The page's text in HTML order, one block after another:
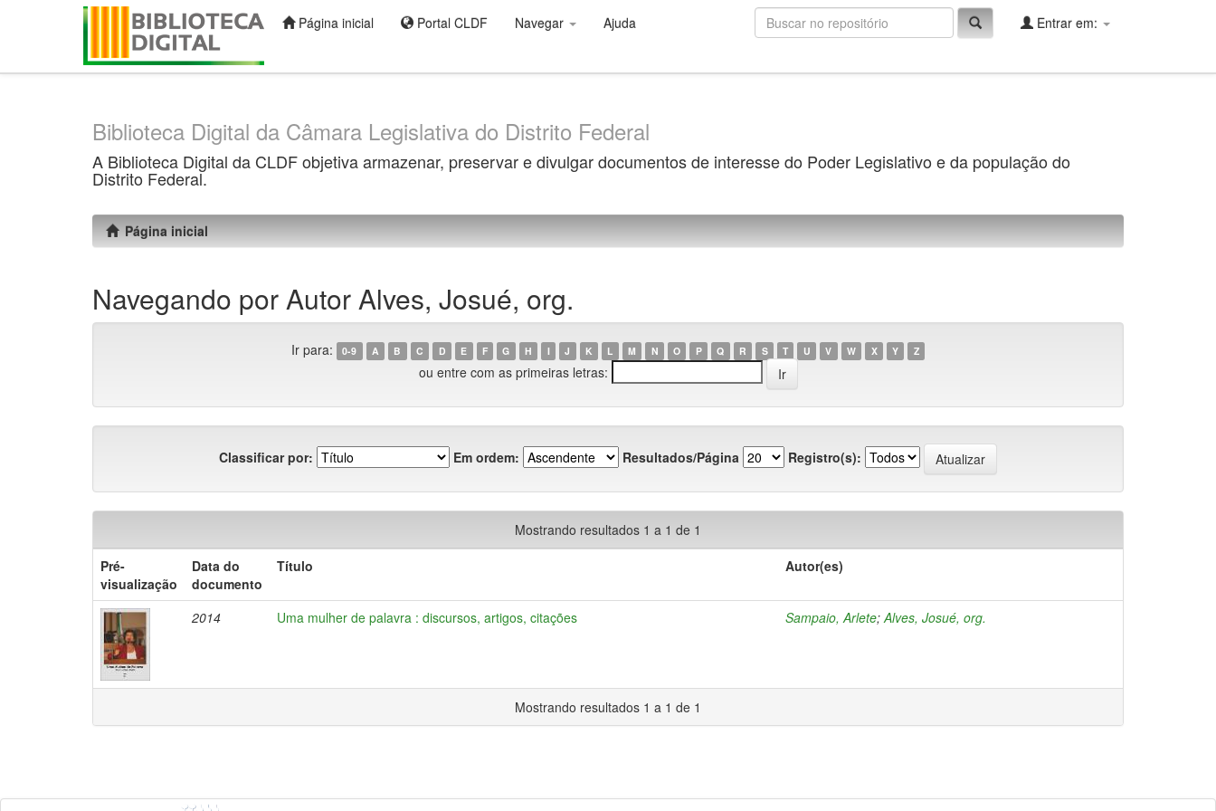
Página inicial Portal CLDF Navegar Ajuda Entrar em:
Biblioteca Digital da Câmara Legislativa do Distrito Federal
A Biblioteca Digital da CLDF objetiva armazenar, preservar e divulgar documentos de interesse do Poder Legislativo e da população do
Distrito Federal.
Página inicial
Navegando por Autor Alves, Josué, org.
Ir para: 0-9 A B C D E F G H I J K L M N O P Q R S T U V W X Y Z
ou entre com as primeiras letras:
Classificar por: Em ordem: Resultados/Página Registro(s):
Mostrando resultados 1 a 1 de 1
Pré-
visualização
Data do
documento
Título Autor(es)
2014 Uma mulher de palavra : discursos, artigos, citações Sampaio, Arlete;Alves, Josué, org.
Mostrando resultados 1 a 1 de 1